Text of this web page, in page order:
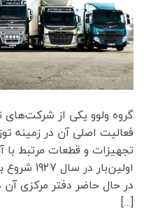
گروه ولوو یکی از
فعالیت اصلی آن در زمینه
تجهیزات و قطعات مرتبط
در حال حاضر دفتر مرکزی
[…]